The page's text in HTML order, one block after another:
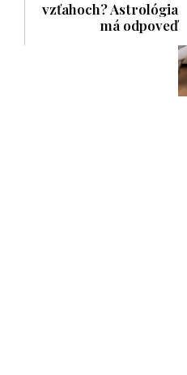
vzťahoch? Astrológia
má odpoveď